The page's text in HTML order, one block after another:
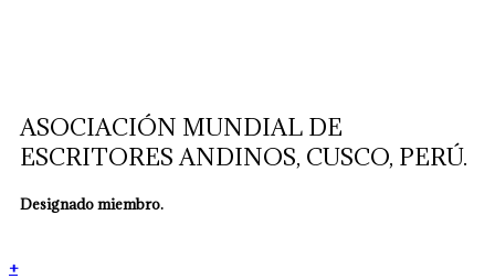
ASOCIACIÓN MUNDIAL DE
ESCRITORES ANDINOS, CUSCO, PERÚ.
Designado miembro.
+